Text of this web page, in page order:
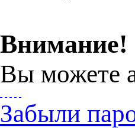
Внимание!
Вы можете
Забыли